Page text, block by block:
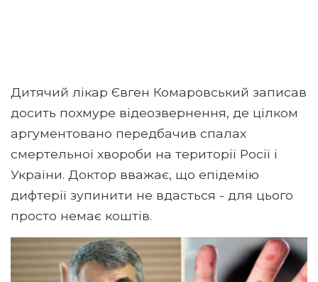
Дитячий лікар Євген Комаровський записав
досить похмуре відеозвернення, де цілком
аргументовано передбачив спалах
смертельної хвороби на території Росії і
України. Доктор вважає, що епідемію
дифтерії зупинити не вдасться - для цього
просто немає коштів.